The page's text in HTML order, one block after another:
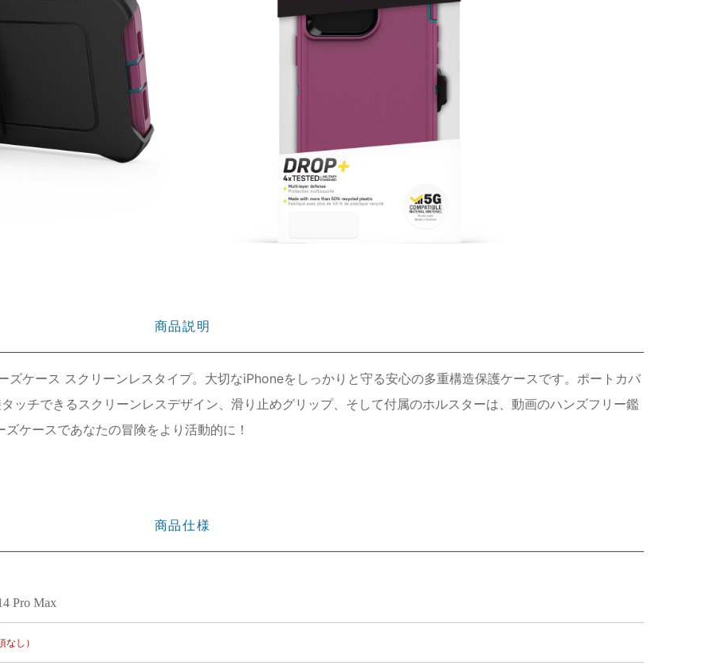
商品説明
ケース スクリーンレスタイプ。大切なiPhoneをしっかりと守る安心の多重構造保護ケースです。ポートカバ
ッチできるスクリーンレスデザイン、滑り止めグリップ、そして付属のホルスターは、動画のハンズフリー鑑
ケースであなたの冒険をより活動的に！
商品仕様
Pro Max
なし）